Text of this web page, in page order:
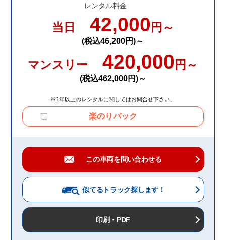
レンタル料金
当日 42,000 円～
(税込46,200円)～
マンスリー420,000 円～
(税込462,000円)～
※1年以上のレンタルに関してはお問合せ下さい。
楽のりパック
この車両を問い合わせる
似てるトラック探します！
印刷・PDF